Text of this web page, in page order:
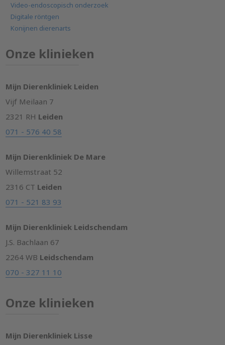
Video-endoscopisch onderzoek
Digitale röntgen
Konijnen dierenarts
Onze klinieken
Mijn Dierenkliniek Leiden
Vijf Meilaan 7
2321 RH Leiden
071 - 576 40 58
Mijn Dierenkliniek De Mare
Willemstraat 52
2316 CT Leiden
071 - 521 83 93
Mijn Dierenkliniek Leidschendam
J.S. Bachlaan 67
2264 WB Leidschendam
070 - 327 11 10
Onze klinieken
Mijn Dierenkliniek Lisse